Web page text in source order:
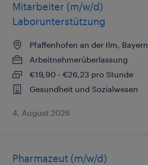
Mitarbeiter (m/w/d)
Laborunterstützung
Pfaffenhofen an der Ilm, Bayern
Arbeitnehmerüberlassung
€19,90 - €26,23 pro Stunde
Gesundheit und Sozialwesen
4. August 2026
Pharmazeut (m/w/d)